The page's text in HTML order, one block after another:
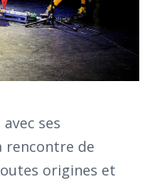
ses
rencontre de
origines et